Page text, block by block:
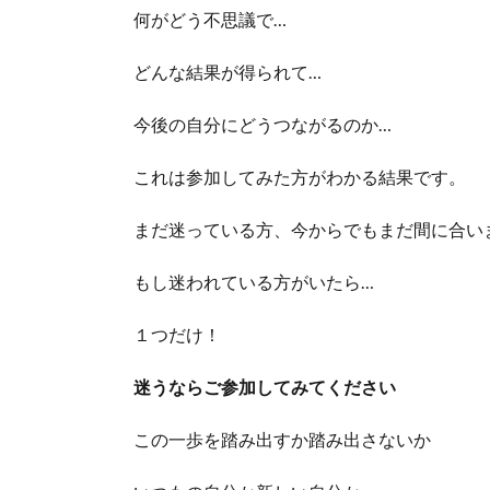
何がどう不思議で…
どんな結果が得られて…
今後の自分にどうつながるのか…
これは参加してみた方がわかる結果です。
まだ迷っている方、今からでもまだ間に合い
もし迷われている方がいたら…
１つだけ！
迷うならご参加してみてください
この一歩を踏み出すか踏み出さないか